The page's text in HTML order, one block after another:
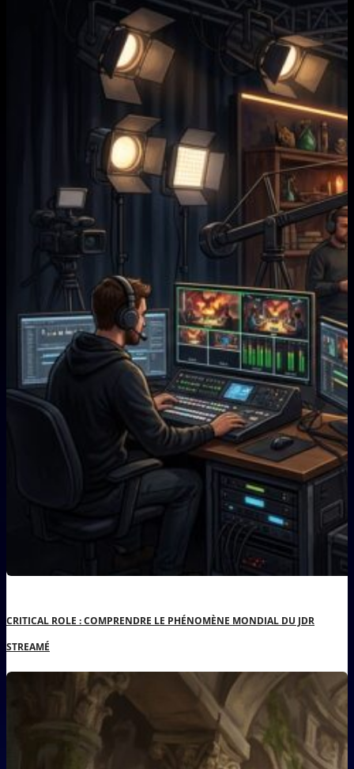
CRITICAL ROLE : COMPRENDRE LE PHÉNOMÈNE MONDIAL DU JDR
STREAMÉ